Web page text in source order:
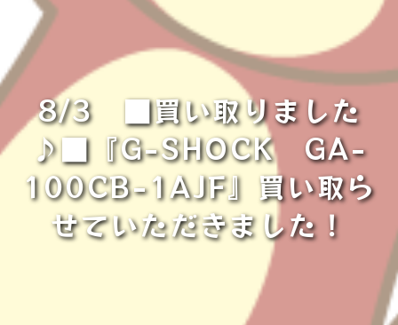
8/3 ■買い取りました
♪■『G-SHOCK GA-
100CB-1AJF』買い取ら
せていただきました！